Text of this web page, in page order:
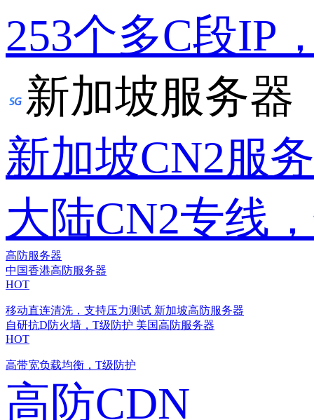
253个多C段IP
新加坡服务器
新加坡CN2服
大陆CN2专线
高防服务器
中国香港高防服务器
HOT
移动直连清洗，支持压力测试 新加坡高防服务器
自研抗D防火墙，T级防护 美国高防服务器
HOT
高带宽负载均衡，T级防护
高防CDN